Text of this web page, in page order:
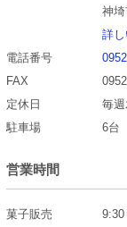
神
詳
電話番号
FAX
定休日
毎週
駐車場
6台
営業時間
菓子販売 9:30